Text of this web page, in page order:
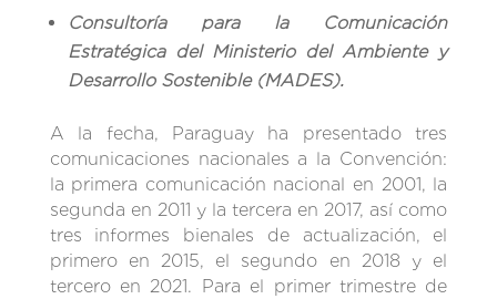
Consultoría para la Comunicación
Estratégica del Ministerio del Ambiente y
Desarrollo Sostenible (MADES).
A la fecha, Paraguay ha presentado tres
comunicaciones nacionales a la Convención:
la primera comunicación nacional en 2001, la
segunda en 2011 y la tercera en 2017, así como
tres informes bienales de actualización, el
primero en 2015, el segundo en 2018 y el
tercero en 2021. Para el primer trimestre de